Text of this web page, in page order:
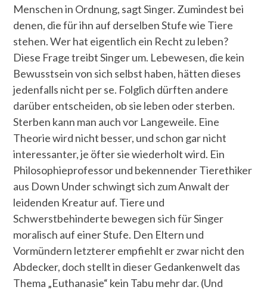
Menschen in Ordnung, sagt Singer. Zumindest bei
denen, die für ihn auf derselben Stufe wie Tiere
stehen. Wer hat eigentlich ein Recht zu leben?
Diese Frage treibt Singer um. Lebewesen, die kein
Bewusstsein von sich selbst haben, hätten dieses
jedenfalls nicht per se. Folglich dürften andere
darüber entscheiden, ob sie leben oder sterben.
Sterben kann man auch vor Langeweile. Eine
Theorie wird nicht besser, und schon gar nicht
interessanter, je öfter sie wiederholt wird. Ein
Philosophieprofessor und bekennender Tierethiker
aus Down Under schwingt sich zum Anwalt der
leidenden Kreatur auf. Tiere und
Schwerstbehinderte bewegen sich für Singer
moralisch auf einer Stufe. Den Eltern und
Vormündern letzterer empfiehlt er zwar nicht den
Abdecker, doch stellt in dieser Gedankenwelt das
Thema „Euthanasie“ kein Tabu mehr dar. (Und